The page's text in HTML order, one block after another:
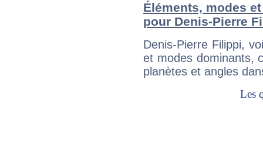
Éléments, modes
pour Denis-Pierre
Denis-Pierre Filippi,
et modes dominants,
planètes et angles